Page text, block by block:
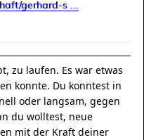
gerhard-s ...
zu laufen. Es war etwas
konnte. Du konntest in
oder langsam, gegen
du wolltest, neue
mit der Kraft deiner